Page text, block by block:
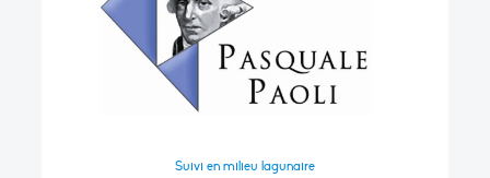
Suivi en milieu lagunaire